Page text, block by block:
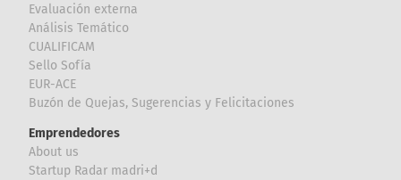
Evaluación externa
Análisis Temático
CUALIFICAM
Sello Sofía
EUR-ACE
Buzón de Quejas, Sugerencias y Felicitaciones
Emprendedores
About us
Startup Radar madri+d